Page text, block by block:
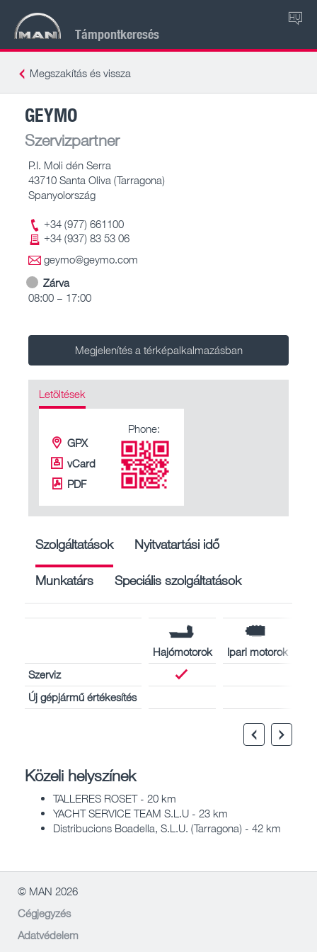
Támpontkeresés
HU
Megszakítás és vissza
GEYMO
Szervizpartner
P.I. Moli dén Serra
43710 Santa Oliva (Tarragona)
Spanyolország
+34 (977) 661100
+34 (937) 83 53 06
geymo@geymo.com
Zárva
08:00 – 17:00
Megjelenítés a térképalkalmazásban
Letöltések
GPX
vCard
PDF
Phone:
Szolgáltatások Nyitvatartási idő
Munkatárs Speciális szolgáltatások
Hajómotorok
Ipari motorok
Szerviz
Új gépjármű értékesítés
Közeli helyszínek
TALLERES ROSET - 20 km
YACHT SERVICE TEAM S.L.U - 23 km
Distribucions Boadella, S.L.U. (Tarragona) - 42 km
© MAN 2026
Cégjegyzés
Adatvédelem